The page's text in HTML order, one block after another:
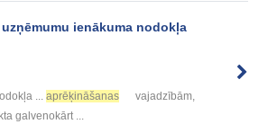
uzņēmumu ienākuma nodokļa
... aprēķināšanas
vajadzībām,
galvenokārt ...